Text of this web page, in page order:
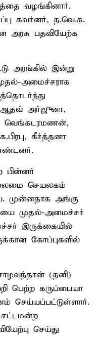
வழங்கினார்.
கவர்னர், த.வெ.க.
பதவியேற்க
அரங்கில் இன்று
அமைச்சராக
அர்ஜுனா,
வெங்கடரமணன்,
கீர்த்தனா
பின்னர்
செயலகம்
முன்னதாக அங்கு
முதல்-அமைச்சர்
இருக்கையில்
கோப்புகளில்
(தனி)
பெற்ற கருப்பையா
செய்யப்பட்டுள்ளார்.
சட்டமன்ற
செய்து